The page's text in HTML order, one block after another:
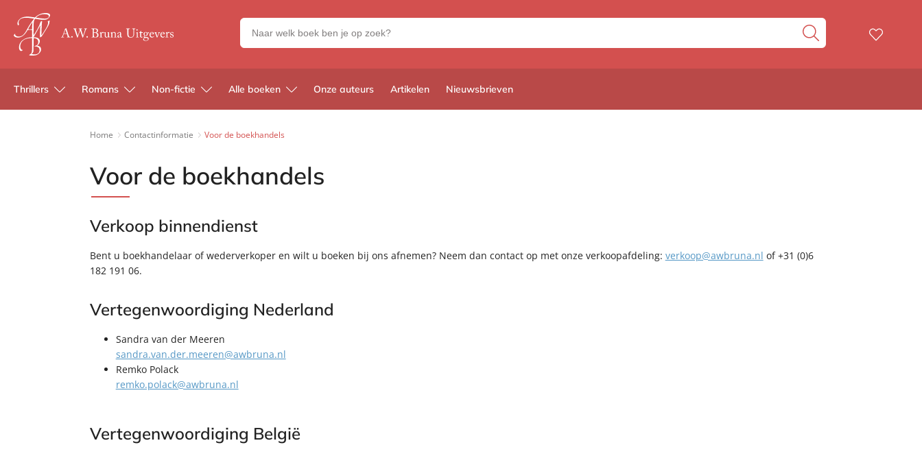
Zoeken
naar
en
uitgevers
Thrillers Romans Non-fictie Alle boeken Onze auteurs Artikelen Nieuwsbrieven
Home Contactinformatie Voor de boekhandels
Voor de boekhandels
Verkoop binnendienst
Bent u boekhandelaar of wederverkoper en wilt u boeken bij ons afnemen? Neem dan contact op met onze verkoopafdeling: verkoop@awbruna.nl of +31 (0)6
182 191 06.
Vertegenwoordiging Nederland
Sandra van der Meeren
sandra.van.der.meeren@awbruna.nl
Remko Polack
remko.polack@awbruna.nl
Vertegenwoordiging België